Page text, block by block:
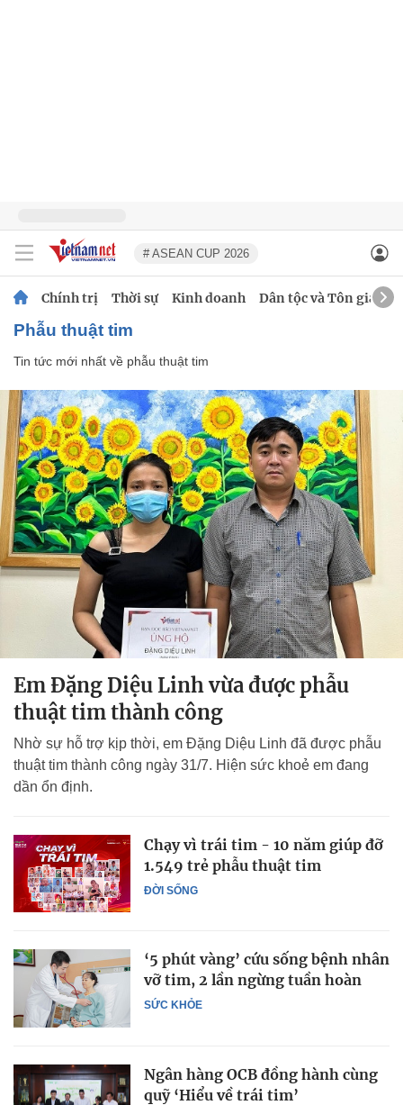
# ASEAN CUP 2026
Chính trị Thời sự Kinh doanh Dân tộc và Tôn giáo
phẫu thuật tim
Tin tức mới nhất về phẫu thuật tim
Em Đặng Diệu Linh vừa được phẫu
thuật tim thành công
Nhờ sự hỗ trợ kịp thời, em Đặng Diệu Linh đã được phẫu
thuật tim thành công ngày 31/7. Hiện sức khoẻ em đang
dần ổn định.
ĐỜI SỐNG
Chạy vì trái tim - 10 năm giúp đỡ
1.549 trẻ phẫu thuật tim
SỨC KHỎE
‘5 phút vàng’ cứu sống bệnh nhân
vỡ tim, 2 lần ngừng tuần hoàn
Ngân hàng OCB đồng hành cùng
quỹ ‘Hiểu về trái tim’